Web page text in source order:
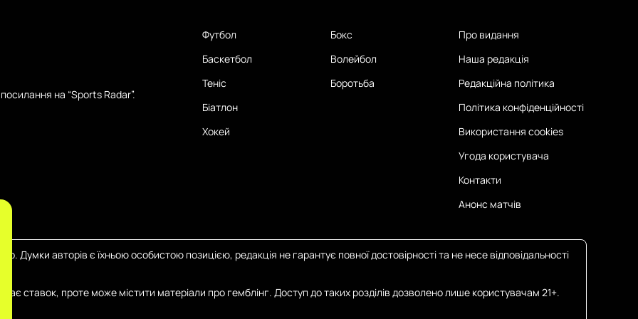
на “Sports Radar”.
Футбол
Баскетбол
Теніс
Біатлон
Хокей
Бокс
Волейбол
Боротьба
Про видання
Наша редакція
Редакційна політика
Політика конфіденційності
Використання cookies
Угода користувача
Контакти
Анонс матчів
Думки авторів є їхньою особистою позицією, редакція не гарантує повної достовірності та не несе відповідальності
ставок, проте може містити матеріали про гемблінг. Доступ до таких розділів дозволено лише користувачам 21+.